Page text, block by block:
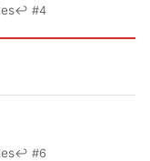
↩ #4
↩ #6